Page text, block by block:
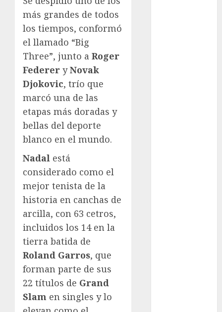
más grandes de todos
los tiempos, conformó
el llamado “Big
Three”, junto a Roger
Federer yNovak
Djokovic, trío que
marcó una de las
etapas más doradas y
bellas del deporte
blanco en el mundo.
Nadal está
considerado como el
mejor tenista de la
historia en canchas de
arcilla, con 63 cetros,
incluidos los 14 en la
tierra batida de
Roland Garros, que
forman parte de sus
22 títulos de Grand
Slam en singles y lo